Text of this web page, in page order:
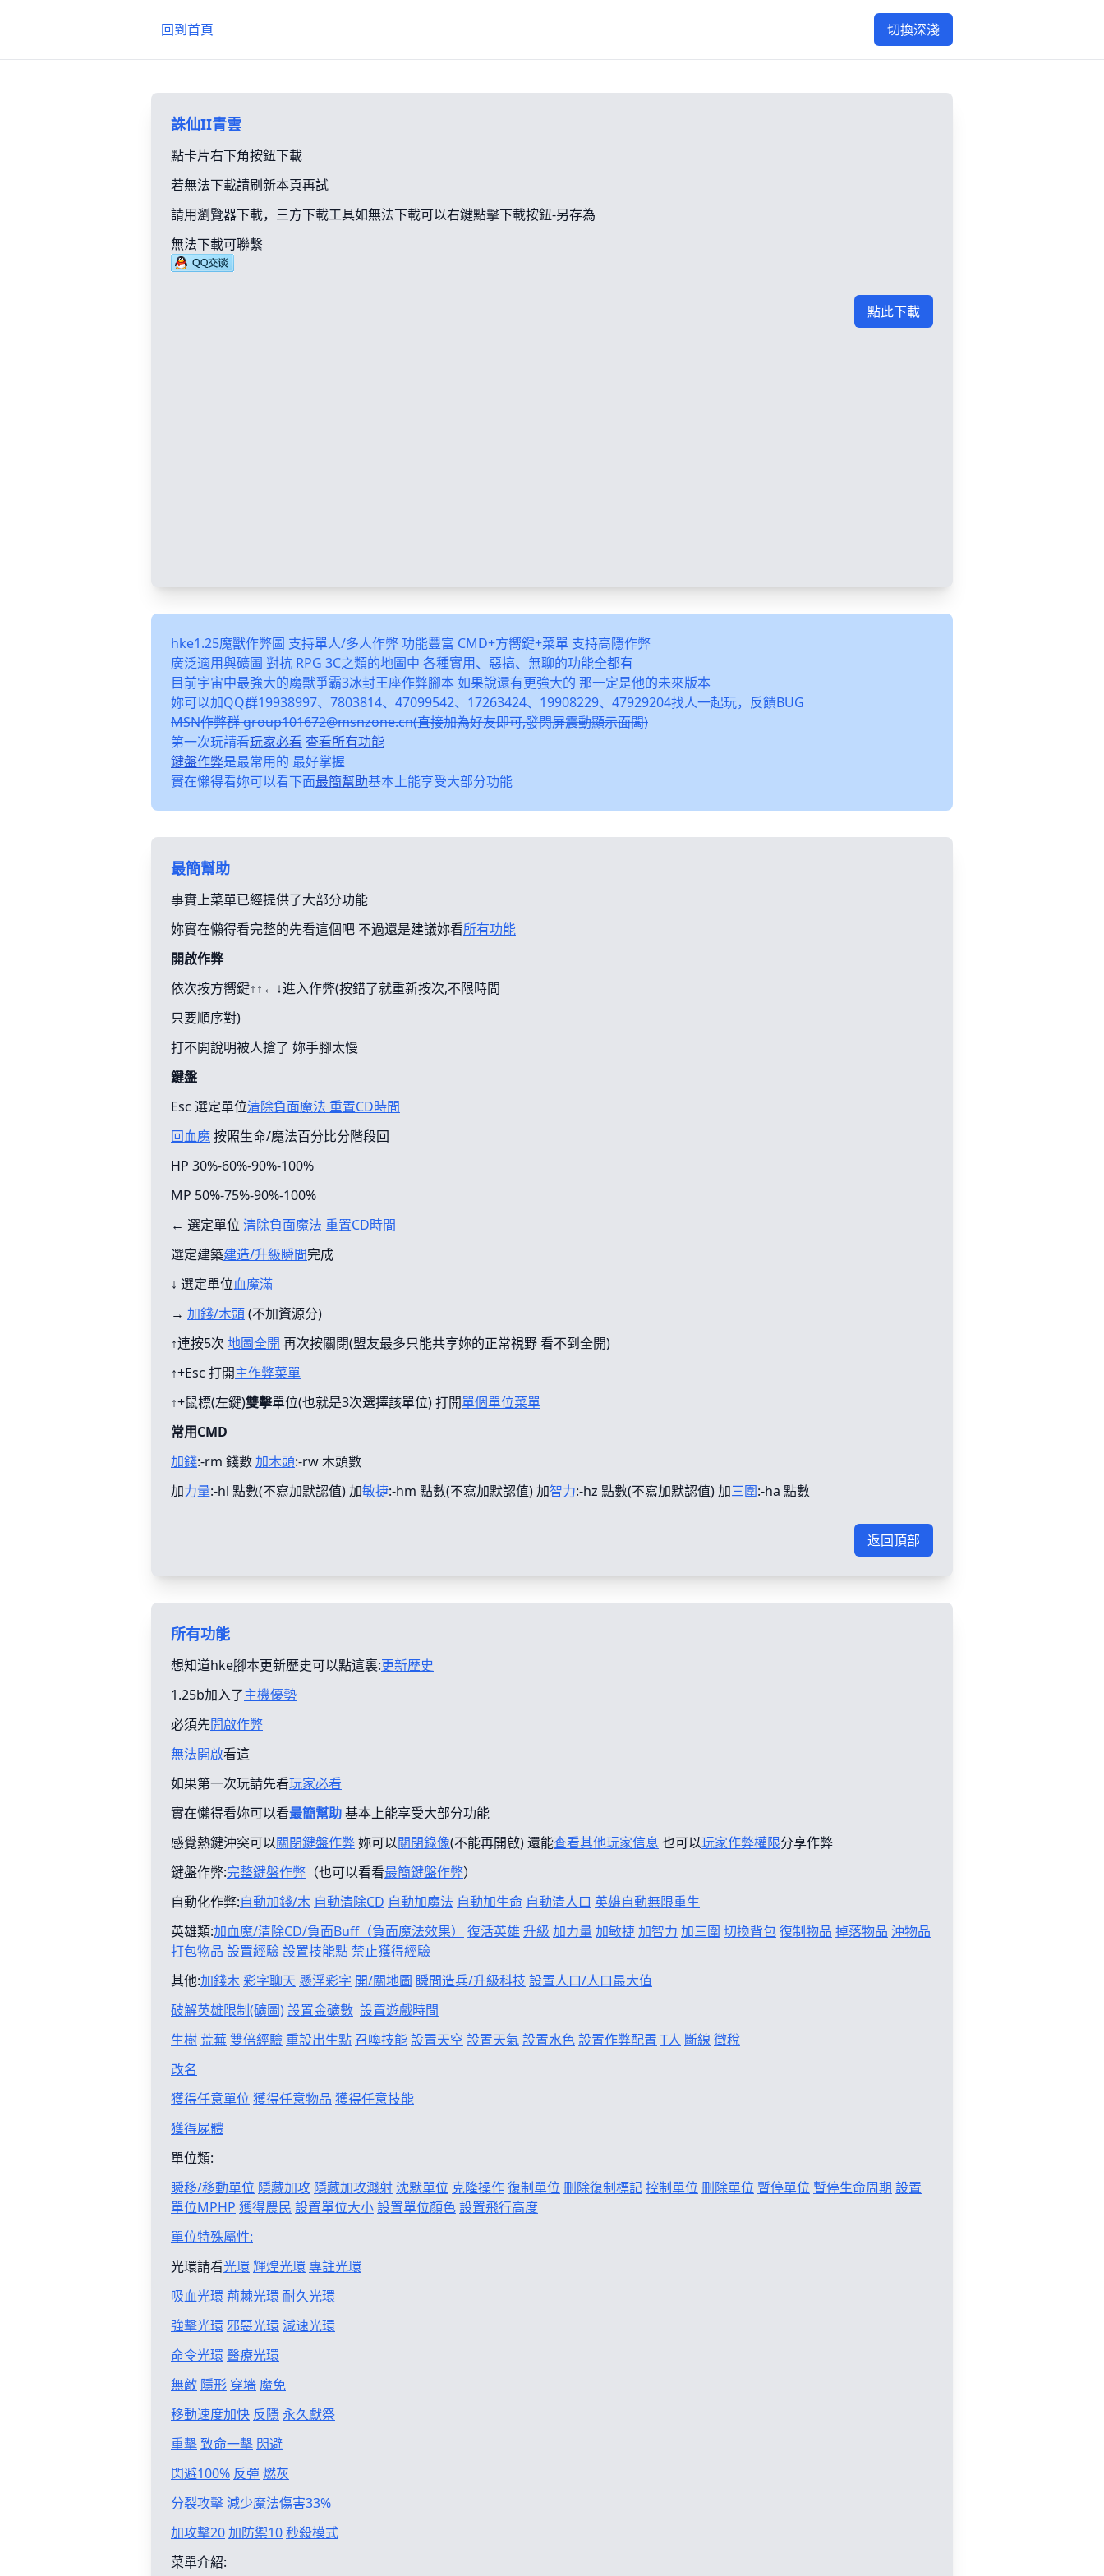
回到首頁 切換深淺
誅仙II青雲
點卡片右下角按鈕下載
若無法下載請刷新本頁再試
請用瀏覽器下載，三方下載工具如無法下載可以右鍵點擊下載按鈕-另存為
無法下載可聯繫
點此下載
hke1.25魔獸作弊圖 支持單人/多人作弊 功能豐富 CMD+方嚮鍵+菜單 支持高隱作弊
廣泛適用與礦圖 對抗 RPG 3C之類的地圖中 各種實用、惡搞、無聊的功能全都有
目前宇宙中最強大的魔獸爭霸3冰封王座作弊腳本 如果說還有更強大的 那一定是他的未來版本
妳可以加QQ群19938997、7803814、47099542、17263424、19908229、47929204找人一起玩，反饋BUG
MSN作弊群 group101672@msnzone.cn(直接加為好友即可,發閃屏震動顯示面闆)
第一次玩請看玩家必看 查看所有功能
鍵盤作弊是最常用的 最好掌握
實在懶得看妳可以看下面最簡幫助基本上能享受大部分功能
最簡幫助
事實上菜單已經提供了大部分功能
妳實在懶得看完整的先看這個吧 不過還是建議妳看所有功能
開啟作弊
依次按方嚮鍵↑↑←↓進入作弊(按錯了就重新按次,不限時間
只要順序對)
打不開說明被人搶了 妳手腳太慢
鍵盤
Esc 選定單位清除負面魔法 重置CD時間
回血魔按照生命/魔法百分比分階段回
HP 30%-60%-90%-100%
MP 50%-75%-90%-100%
← 選定單位 清除負面魔法 重置CD時間
選定建築建造/升級瞬間完成
↓ 選定單位血魔滿
→ 加錢/木頭(不加資源分)
↑連按5次 地圖全開 再次按關閉(盟友最多只能共享妳的正常視野 看不到全開)
↑+Esc 打開主作弊菜單
↑+鼠標(左鍵)雙擊單位(也就是3次選擇該單位) 打開單個單位菜單
常用CMD
加錢:-rm 錢數加木頭:-rw 木頭數
加力量:-hl 點數(不寫加默認值) 加敏捷:-hm 點數(不寫加默認值) 加智力:-hz 點數(不寫加默認值) 加三圍:-ha 點數
返回頂部
所有功能
想知道hke腳本更新歴史可以點這裏:更新歴史
1.25b加入了主機優勢
必須先開啟作弊
無法開啟看這
如果第一次玩請先看玩家必看
實在懶得看妳可以看最簡幫助基本上能享受大部分功能
感覺熱鍵沖突可以關閉鍵盤作弊妳可以關閉錄像(不能再開啟) 還能查看其他玩家信息 也可以玩家作弊權限分享作弊
鍵盤作弊:完整鍵盤作弊 （也可以看看最簡鍵盤作弊）
自動化作弊:自動加錢/木 自動清除CD 自動加魔法 自動加生命 自動清人口 英雄自動無限重生
英雄類:加血魔/清除CD/負面Buff（負面魔法效果） 復活英雄 升級 加力量 加敏捷加智力 加三圍 切換背包復制物品 掉落物品 沖物品
打包物品 設置經驗設置技能點禁止獲得經驗
其他:加錢木彩字聊天 懸浮彩字 開/關地圖 瞬間造兵/升級科技 設置人口/人口最大值
破解英雄限制(礦圖)設置金礦數 設置遊戲時間
生樹 荒蕪雙倍經驗 重設出生點召喚技能設置天空 設置天氣設置水色設置作弊配置 T人 斷線 徵稅
改名
獲得任意單位 獲得任意物品 獲得任意技能
獲得屍體
單位類:
瞬移/移動單位 隱藏加攻 隱藏加攻濺射 沈默單位 克隆操作復制單位 刪除復制標記控制單位 刪除單位 暫停單位 暫停生命周期 設置
單位MPHP 獲得農民 設置單位大小設置單位顏色設置飛行高度
單位特殊屬性:
光環請看光環輝煌光環專註光環
吸血光環荊棘光環耐久光環
強擊光環邪惡光環減速光環
命令光環醫療光環
無敵 隱形 穿墻 魔免
移動速度加快 反隱 永久獻祭
重擊致命一擊 閃避
閃避100% 反彈燃灰
分裂攻擊減少魔法傷害33%
加攻擊20加防禦10秒殺模式
菜單介紹: